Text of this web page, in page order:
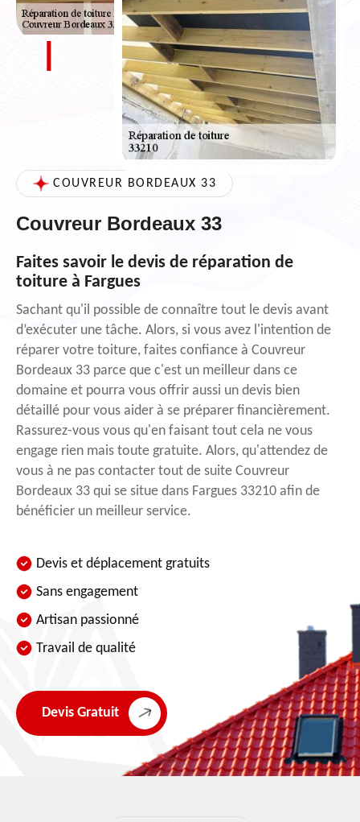
COUVREUR BORDEAUX 33
Couvreur Bordeaux 33
Faites savoir le devis de réparation de
toiture à Fargues
Sachant qu'il possible de connaître tout le devis avant
d’exécuter une tâche. Alors, si vous avez l'intention de
réparer votre toiture, faites confiance à Couvreur
Bordeaux 33 parce que c'est un meilleur dans ce
domaine et pourra vous offrir aussi un devis bien
détaillé pour vous aider à se préparer financièrement.
Rassurez-vous vous qu'en faisant tout cela ne vous
engage rien mais toute gratuite. Alors, qu'attendez de
vous à ne pas contacter tout de suite Couvreur
Bordeaux 33 qui se situe dans Fargues 33210 afin de
bénéficier un meilleur service.
Devis et déplacement gratuits
Sans engagement
Artisan passionné
Travail de qualité
Devis Gratuit